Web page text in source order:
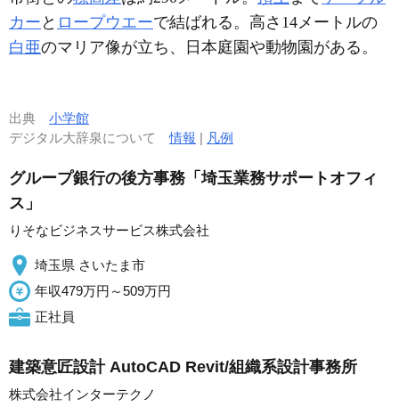
カー と ロープウエーで結ばれる。高さ14メートルの
白亜のマリア像が立ち、日本庭園や動物園がある。
出典 小学館
デジタル大辞泉について情報 | 凡例
グループ銀行の後方事務「埼玉業務サポートオフィ
ス」
りそなビジネスサービス株式会社
埼玉県 さいたま市
年収479万円～509万円
正社員
建築意匠設計 AutoCAD Revit/組織系設計事務所
株式会社インターテクノ